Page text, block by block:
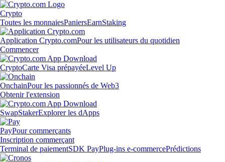
Crypto
Toutes les monnaiesPaniersEarnStaking
Application Crypto.comPour les utilisateurs du quotidien
Commencer
CryptoCarte Visa prépayéeLevel Up
OnchainPour les passionnés de Web3
Obtenir l'extension
SwapStakerExplorer les dApps
PayPour commerçants
Inscription commerçant
Terminal de paiementSDK PayPlug-ins e-commercePrédictions